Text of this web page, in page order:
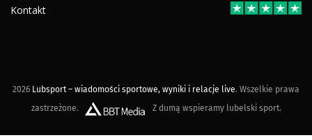
Kontakt
2026 Lubsport – wiadomości sportowe, wyniki i relacje live. Wszelkie prawa
zastrzeżone.
Z dumą wspieramy lubelski sport.